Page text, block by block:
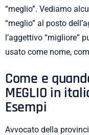
“meglio”. Vediamo
“meglio” al posto
l’aggettivo “migliore”
usato come nome,
Come e
MEGLIO in
Esempi
Avvocato della